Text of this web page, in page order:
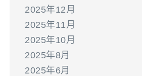
2025年12月
2025年11月
2025年10月
2025年8月
2025年6月